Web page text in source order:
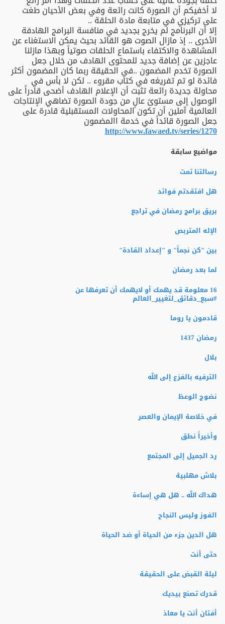
لا أخفيكم أن الصورة كانت رائعة وفي بعض الأحيان طغت
على تركيزي في متابعة مادة الحلقة ..
إلا أن البرنامج لم يخرج بجديد في منافسة البرامج الهادفة
الأخرى .. إذ مازال الصوت هو القائد بحيث يمكن الاستغناء عن
المشاهدة والاكتفاء باستماع الحلقات صوتياً وبهذا مازلنا
عاجزين عن إضافة جديد للمحتوى الهادف من خلال جعل
الصورة تخدم المضمون ..في الحقيقة ربما كان المضمون أكثر
فائدة لو تم تفريغه في كتاب مقروء .. لكن لا بأس في
محاولة جديدة رائعة تثبت أن الإعلام الهادف أضحى قادراً على
الوصول إلى مستوىً عالٍ من جودة الصورة تضاهي الإنتاجات
العالمية آملين أن تكون المحاولات المستقبلية قادرة على
جعل الصورة قائداً في خدمة االمضمون
http://www.fawaed.tv/series/1270
مواضيع سابقة
رسالتنا تمت
هل افتقدتم فوائد
بريق برامج رمضان في تراجع
الإله المتربص
بين "كن نجماً" و "إعداد القادة"
لما بعد رمضان
16 معلومة قد يهمك أو لايهمك أن تعرفها عن
‫#‏سبع_دقائق_لتغيير_العالم‬
قادمون يا روما
رمضان 1437
بلال
الترفيه بالفزع إلى الله
نضوج الوعظ
في خلاصة الإيمان والعصر
وأخيراً نطق
رد الجميل إلى المجتمع
بلاش مهلبية
هداك الله .. هل هي إساءة
الفوز وليس النجاح
هل الدين جزء من الحياة أو ضد الحياة
حتى أنت
ليلة القبض على الحقيقة
قدرك تصنع بيديك
أفتان أنت يا معاذ